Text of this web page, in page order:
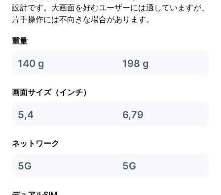
設計です。大画面を好むユーザーには適していますが、
片手操作には不向きな場合があります。
重量
140 g 198 g
画面サイズ（インチ）
5,4 6,79
ネットワーク
5G 5G